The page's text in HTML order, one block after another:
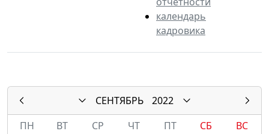
календарь
кадровика
СЕНТЯБРЬ
2022
ПН
ВТ СР ЧТ ПТ СБ
ВС